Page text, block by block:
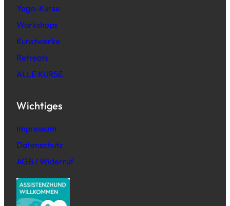
Yoga-Kurse
Workshops
Kunstwerke
Retreats
ALLE KURSE
Wichtiges
Impressum
Datenschutz
AGB / Widerruf